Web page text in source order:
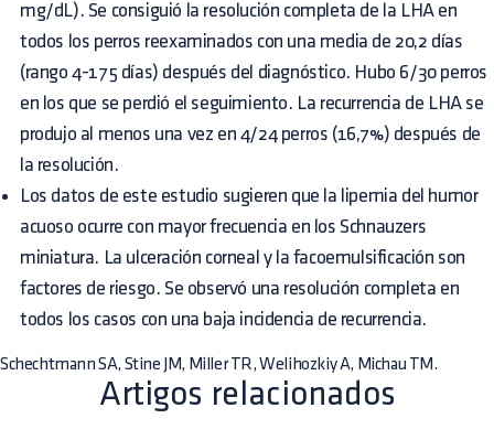
mg/dL). Se consiguió la resolución completa de la LHA en
todos los perros reexaminados con una media de 20,2 días
(rango 4-175 días) después del diagnóstico. Hubo 6/30 perros
en los que se perdió el seguimiento. La recurrencia de LHA se
produjo al menos una vez en 4/24 perros (16,7%) después de
la resolución.
Los datos de este estudio sugieren que la lipemia del humor
acuoso ocurre con mayor frecuencia en los Schnauzers
miniatura. La ulceración corneal y la facoemulsificación son
factores de riesgo. Se observó una resolución completa en
todos los casos con una baja incidencia de recurrencia.
Schechtmann SA, Stine JM, Miller TR, Welihozkiy A, Michau TM.
Artigos relacionados